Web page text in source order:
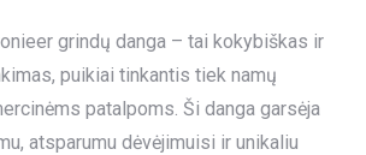
grindų danga – tai kokybiškas ir
puikiai tinkantis tiek namų
patalpoms. Ši danga garsėja
atsparumu dėvėjimuisi ir unikaliu